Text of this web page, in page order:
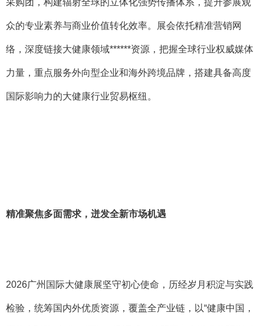
采购团，构建辐射全球的立体化强势传播体系，提升参展观
众的专业素养与商业价值转化效率。展会依托精准营销网
络，深度链接大健康领域******资源，把握全球行业权威媒体
力量，重点服务外向型企业和海外跨境品牌，搭建具备高度
国际影响力的大健康行业贸易枢纽。
精准聚焦多面需求，迸发全新市场机遇
2026广州国际大健康展坚守初心使命，历经岁月积淀与实践
检验，统筹国内外优质资源，覆盖全产业链，以“健康中国，